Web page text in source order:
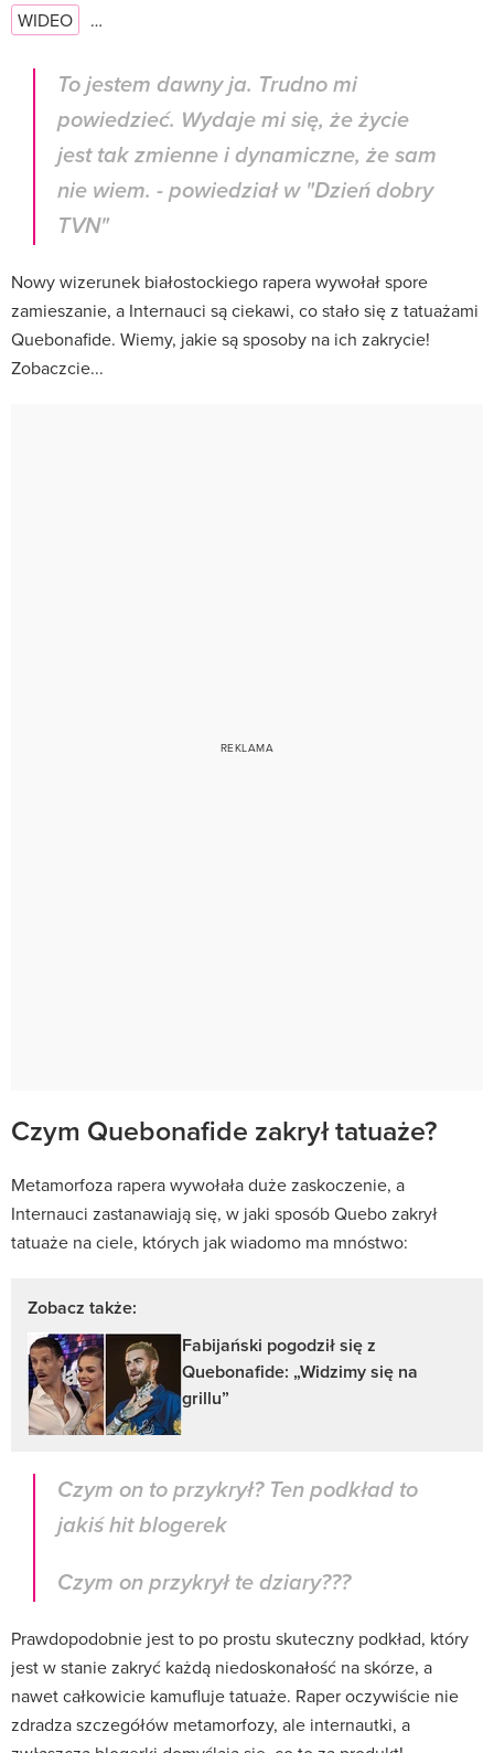
WIDEO …
To jestem dawny ja. Trudno mi
powiedzieć. Wydaje mi się, że życie
jest tak zmienne i dynamiczne, że sam
nie wiem. - powiedział w "Dzień dobry
TVN"
Nowy wizerunek białostockiego rapera wywołał spore
zamieszanie, a Internauci są ciekawi, co stało się z tatuażami
Quebonafide. Wiemy, jakie są sposoby na ich zakrycie!
Zobaczcie...
Czym Quebonafide zakrył tatuaże?
Metamorfoza rapera wywołała duże zaskoczenie, a
Internauci zastanawiają się, w jaki sposób Quebo zakrył
tatuaże na ciele, których jak wiadomo ma mnóstwo:
Zobacz także:
Fabijański pogodził się z
Quebonafide: „Widzimy się na
grillu”
Czym on to przykrył? Ten podkład to
jakiś hit blogerek
Czym on przykrył te dziary???
Prawdopodobnie jest to po prostu skuteczny podkład, który
jest w stanie zakryć każdą niedoskonałość na skórze, a
nawet całkowicie kamufluje tatuaże. Raper oczywiście nie
zdradza szczegółów metamorfozy, ale internautki, a